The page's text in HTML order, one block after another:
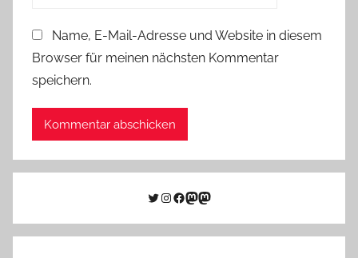
Name, E-Mail-Adresse und Website in diesem
Browser für meinen nächsten Kommentar
speichern.
Twitter
Instagram
Facebook
Link zu Mastodon
Mastodon